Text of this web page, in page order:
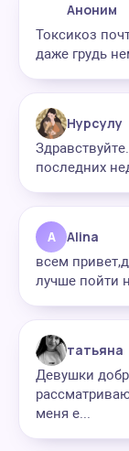
Аноним
Токсикоз
даже грудь
Нурсулу
последних
A Alina
всем
лучше пойти
татьяна
Девушки
меня е...